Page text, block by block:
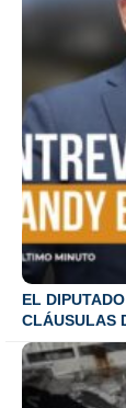
EL
CLÁUSULAS